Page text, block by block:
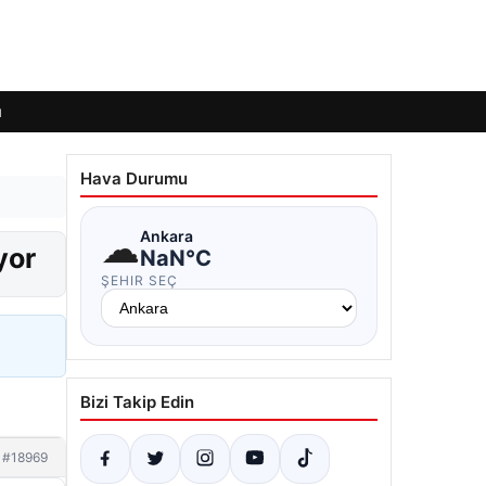
#18969
Hava Durumu
☁Ankara
NaN°C
ŞEHIR SEÇ
Bizi Takip Edin